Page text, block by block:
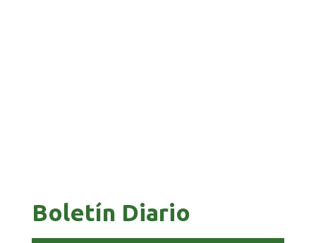
Boletín Diario